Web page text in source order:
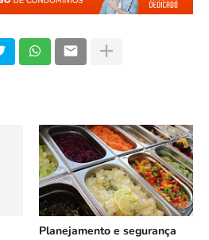
Planejamento e segurança